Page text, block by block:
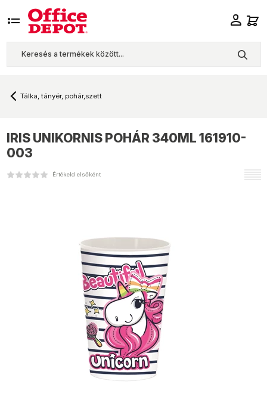
Tálka, tányér, pohár,szett
IRISUNIKORNIS POHÁR 340ML 161910-
003
Értékeld elsőként